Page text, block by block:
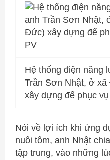
Hệ thống điện năng
Trần Sơn Nhật, ở
xây dựng để phục
Nói về lợi ích khi ứng
nuôi tôm, anh Nhật
tập trung, vào những